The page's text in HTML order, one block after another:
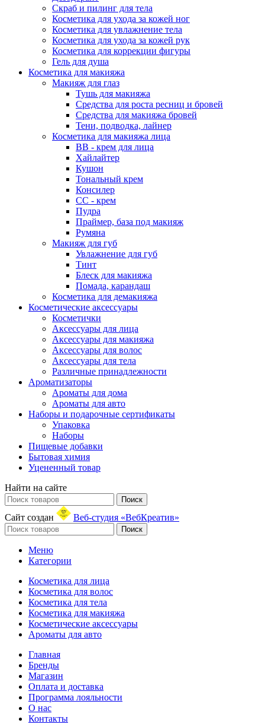
Скраб и пилинг для тела
Косметика для ухода за кожей ног
Косметика для увлажнение тела
Косметика для ухода за кожей рук
Косметика для коррекции фигуры
Гель для душа
Косметика для макияжа
Макияж для глаз
Тушь для макияжа
Средства для роста ресниц и бровей
Средства для макияжа бровей
Тени, подводка, лайнер
Косметика для макияжа лица
ВВ - крем для лица
Хайлайтер
Кушон
Тональный крем
Консилер
СС - крем
Пудра
Праймер, база под макияж
Румяна
Макияж для губ
Увлажнение для губ
Тинт
Блеск для макияжа
Помада, карандаш
Косметика для демакияжа
Косметические аксессуары
Косметички
Аксессуары для лица
Аксессуары для макияжа
Аксессуары для волос
Аксессуары для тела
Различные принадлежности
Ароматизаторы
Ароматы для дома
Ароматы для авто
Наборы и подарочные сертификаты
Упаковка
Наборы
Пищевые добавки
Бытовая химия
Уцененный товар
Найти на сайте
Поиск
Сайт создан Веб-студия «ВебКреатив»
Поиск
Меню
Категории
Косметика для лица
Косметика для волос
Косметика для тела
Косметика для макияжа
Косметические аксессуары
Ароматы для авто
Главная
Бренды
Магазин
Оплата и доставка
Программа лояльности
О нас
Контакты